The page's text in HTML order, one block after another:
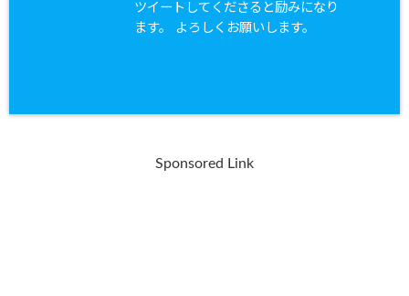
ツイートしてくださると励みになり
ます。 よろしくお願いします。
Sponsored Link